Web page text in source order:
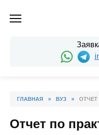
ГЛАВНАЯ » ВУЗ » ОТЧЕТ
Отчет по